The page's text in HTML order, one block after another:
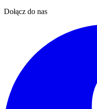
Dołącz do nas